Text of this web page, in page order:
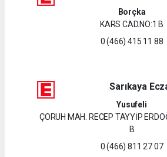
Borçka
KARS CAD.NO:1 B
0 (466) 415 11 88
Sarıkaya
Yusufeli
ÇORUH MAH. RECEP TAYYİP
B
0 (466) 811 27 07